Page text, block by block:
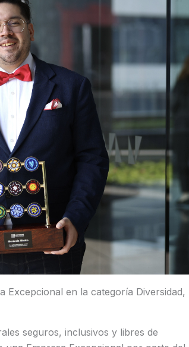
Excepcional en la categoría Diversidad,
seguros, inclusivos y libres de